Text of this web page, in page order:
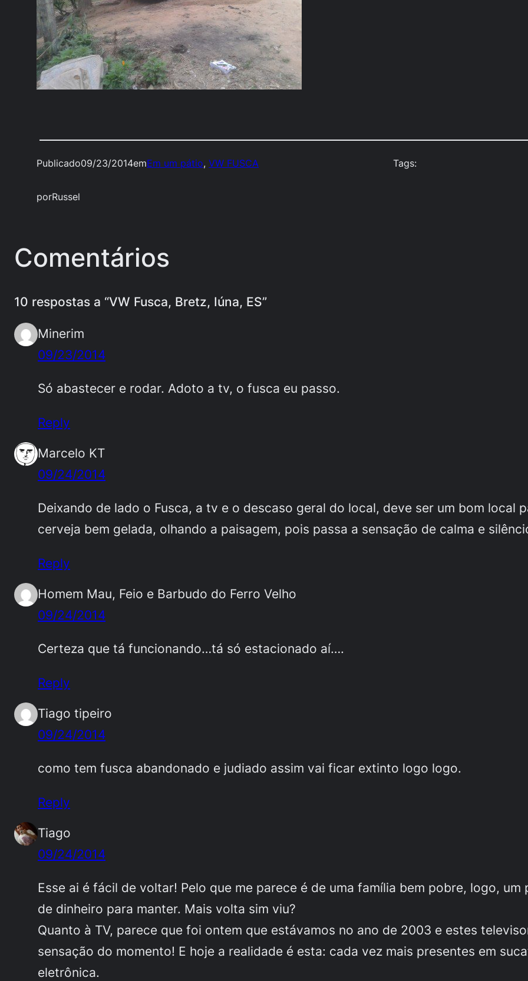
Publicado09/23/2014emEm um pátio, VW FUSCA
porRussel
Tags:
Comentários
10 respostas a “VW Fusca, Bretz, Iúna, ES”
Minerim
09/23/2014
Só abastecer e rodar. Adoto a tv, o fusca eu passo.
Reply
Marcelo KT
09/24/2014
Deixando de lado o Fusca, a tv e o descaso geral do local, deve ser um bom local
cerveja bem gelada, olhando a paisagem, pois passa a sensação de calma e
Reply
Homem Mau, Feio e Barbudo do Ferro Velho
09/24/2014
Certeza que tá funcionando…tá só estacionado aí….
Reply
Tiago tipeiro
09/24/2014
como tem fusca abandonado e judiado assim vai ficar extinto logo logo.
Reply
Tiago
09/24/2014
Esse ai é fácil de voltar! Pelo que me parece é de uma família bem pobre, logo,
de dinheiro para manter. Mais volta sim viu?
Quanto à TV, parece que foi ontem que estávamos no ano de 2003 e estes
sensação do momento! E hoje a realidade é esta: cada vez mais presentes em
eletrônica.